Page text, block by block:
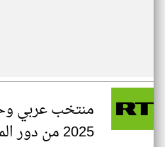
منتخب عربي
2025 من دور المجموعات